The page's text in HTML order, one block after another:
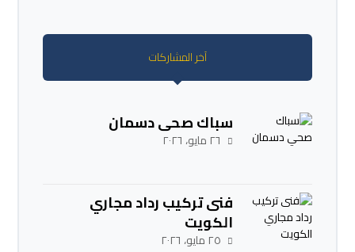
آخر المشاركات
سباك صحي دسمان
٢٦ مايو، ٢٠٢٦
فنى تركيب رداد مجاري
الكويت
٢٥ مايو، ٢٠٢٦